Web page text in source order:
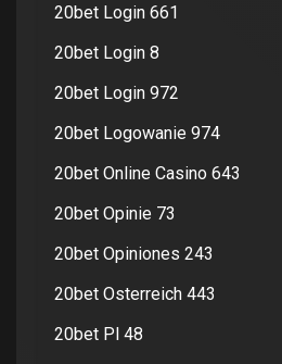
20bet Login 661
20bet Login 8
20bet Login 972
20bet Logowanie 974
20bet Online Casino 643
20bet Opinie 73
20bet Opiniones 243
20bet Osterreich 443
20bet Pl 48